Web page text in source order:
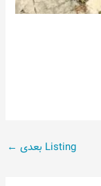
Listing بعدی ←